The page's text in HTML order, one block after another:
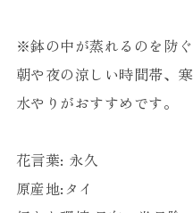
※鉢の中が蒸れるのを防ぐ
朝や夜の涼しい時間帯、
水やりがおすすめです。
花言葉: 永久
原産地:タイ